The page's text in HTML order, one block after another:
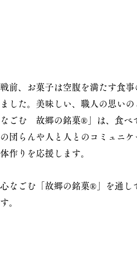
戦前、お菓子は空腹を満たす食
ました。美味しい、職人の思い
なごむ 故郷の銘菓®」は、食べ
の団らんや人と人とのコミュニ
体作りを応援します。
心なごむ「故郷の銘菓®」を通し
す。